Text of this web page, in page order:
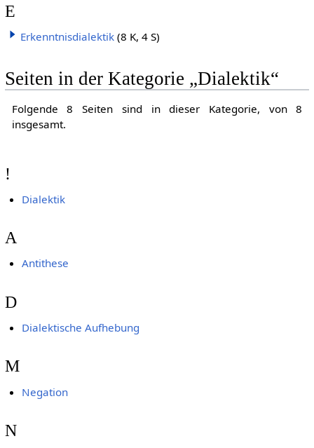
E
Erkenntnisdialektik (8 K, 4 S)
Seiten in der Kategorie „Dialektik“
Folgende 8 Seiten sind in dieser Kategorie, von 8
insgesamt.
!
Dialektik
A
Antithese
D
Dialektische Aufhebung
M
Negation
N